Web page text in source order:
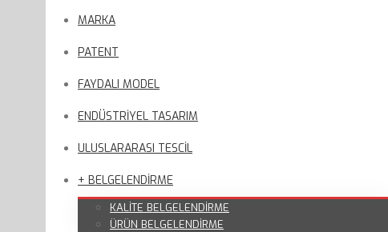
MARKA
PATENT
FAYDALI MODEL
ENDÜSTRİYEL TASARIM
ULUSLARARASI TESCİL
+ BELGELENDİRME
KALİTE BELGELENDİRME
ÜRÜN BELGELENDİRME